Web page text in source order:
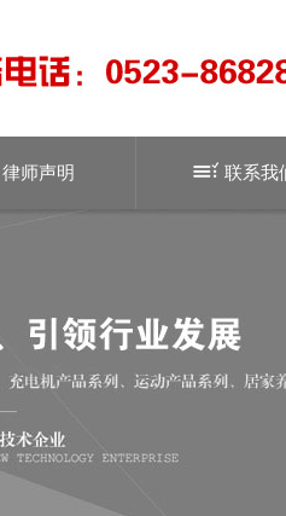
律师声明 联系我